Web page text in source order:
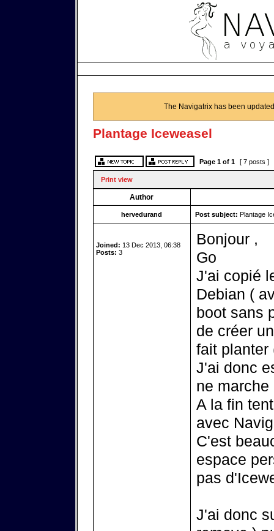
The Navigatrix has been
Plantage Iceweasel
Page 1of 1 [ 7 posts ]
Print view
Author
hervedurand Post subject: Plantage
Joined: 13 Dec 2013, 06:38
Posts: 3
Bonjour ,
Go
J'ai copié
Debian (
boot sans
de créer
fait planter
J'ai donc
ne
A la fin
avec
C'est
espace
pas
J'ai donc